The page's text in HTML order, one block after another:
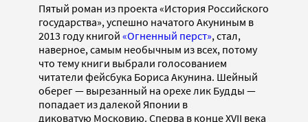
Пятый роман из проекта «История Российского
государства», успешно начатого Акуниным в
2013 году книгой «Огненный перст», стал,
наверное, самым необычным из всех, потому
что тему книги выбрали голосованием
читатели фейсбука Бориса Акунина. Шейный
оберег — вырезанный на орехе лик Будды —
попадает из далекой Японии в
диковатую Московию. Сперва в конце XVII века